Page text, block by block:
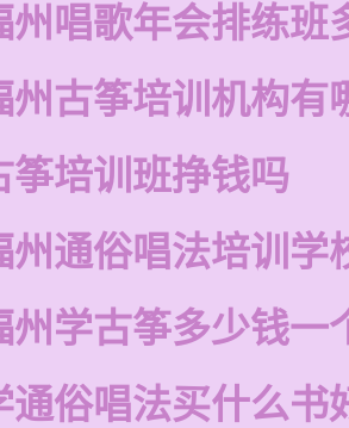
州唱歌年会排练班
州古筝培训机构有
筝培训班挣钱吗
州通俗唱法培训学
州学古筝多少钱一
通俗唱法买什么书